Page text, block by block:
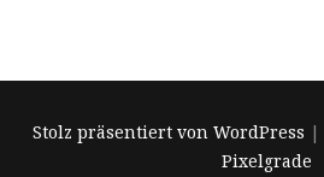
Stolz präsentiert von WordPress |
Pixelgrade